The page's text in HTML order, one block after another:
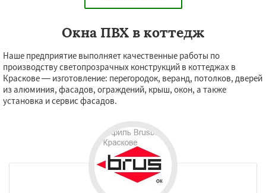
Окна ПВХ в коттедж
Наше предприятие выполняет качественные работы по
производству светопрозрачных конструкций в коттеджах в
Краскове — изготовление: перегородок, веранд, потолков, дверей
из алюминия, фасадов, ограждений, крыш, окон, а также
установка и сервис фасадов.